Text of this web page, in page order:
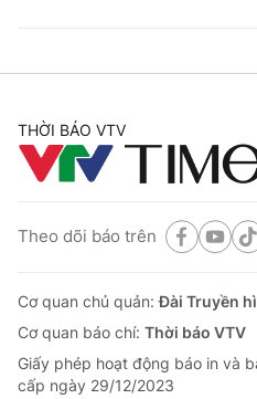
THỜI BÁO VTV
Theo dõi báo trên
Cơ quan chủ quản:Đài Truyền
Cơ quan báo chí: Thời báo VTV
Giấy phép hoạt động báo in và
cấp ngày 29/12/2023